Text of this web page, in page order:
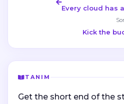
Every cloud has
Kick the
TANIM
Get the short end of the